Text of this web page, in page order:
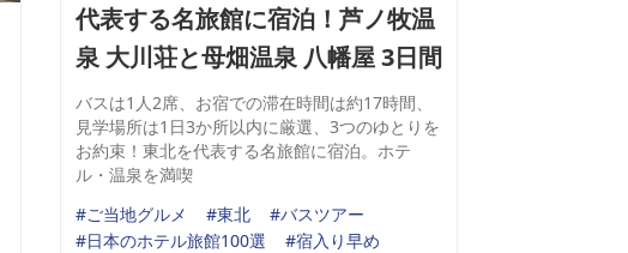
代表する名旅館に宿泊！芦ノ牧温
泉 大川荘と母畑温泉 八幡屋 3日間
バスは1人2席、お宿での滞在時間は約17時間、
見学場所は1日3か所以内に厳選、3つのゆとりを
お約束！東北を代表する名旅館に宿泊。ホテ
ル・温泉を満喫
#ご当地グルメ
#東北
#バスツアー
#日本のホテル旅館100選
#宿入り早め